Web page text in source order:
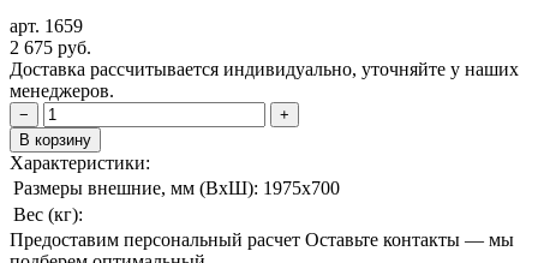
арт. 1659
2 675 руб.
Доставка рассчитывается индивидуально, уточняйте у наших
менеджеров.
−
+
В корзину
Характеристики:
Размеры внешние, мм (ВxШ): 1975x700
Вес (кг):
Предоставим персональный расчет Оставьте контакты — мы